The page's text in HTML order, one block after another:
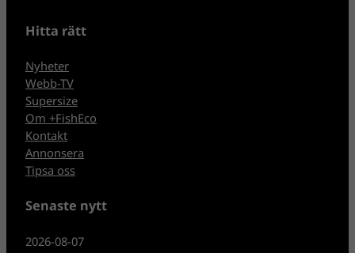
Hitta rätt
Nyheter
Webb-TV
Supersize
Om +FishEco
Kontakt
Annonsera
Tipsa oss
Senaste nytt
2026-08-07